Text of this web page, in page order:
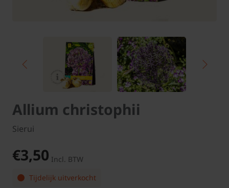
Allium christophii
Sierui
€3,50 Incl. BTW
Tijdelijk uitverkocht